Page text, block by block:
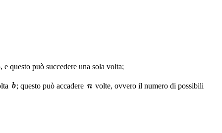
questo può succedere una sola volta;
; questo può accadere
volte, ovvero il numero di possibili